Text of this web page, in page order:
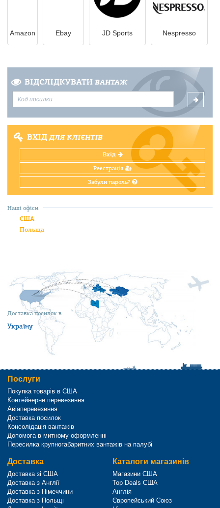
Amazon Ebay JD Sports Nespresso
ВІДСЛІДКУВАТИ ВАНТАЖ
ВХІДДЛЯ КЛІЄНТІВ
Вхід
Реєстрація
Забули пароль?
Доставка посилок в
Україну
Наші офіси
США
Польща
Послуги
Покупка товарів в США
Контейнерне перевезення
Авіаперевезення
Доставка посилок
Консолідація вантажів
Допомога в митному оформленні
Пересилка крупногабаритних вантажів на палубі
Доставка
Доставка зі США
Доставка з Англії
Доставка з Німеччини
Доставка з Польщі
Каталоги магазинів
Магазини США
Top Deals США
Англія
Європейський Союз